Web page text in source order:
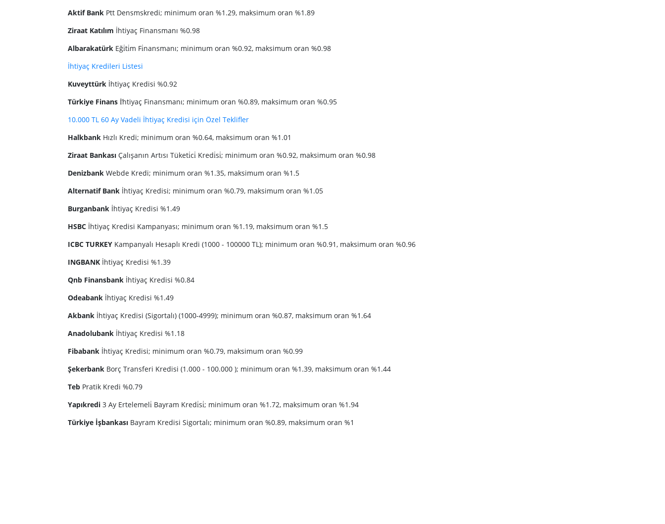
Aktif Bank Ptt Densmskredi; minimum oran %1.29, maksimum oran %1.89
Ziraat Katılım İhtiyaç Finansmanı %0.98
Albarakatürk Eği̇ti̇m Fi̇nansmanı; minimum oran %0.92, maksimum oran %0.98
İhtiyaç Kredileri Listesi
Kuveyttürk İhtiyaç Kredisi %0.92
Türkiye Finans İ̇htiyaç Finansmanı; minimum oran %0.89, maksimum oran %0.95
10.000 TL 60 Ay Vadeli İhtiyaç Kredisi için Özel Teklifler
Halkbank Hızlı Kredi; minimum oran %0.64, maksimum oran %1.01
Ziraat Bankası Çalışanın Artısı Tüketi̇ci̇ Kredi̇si̇; minimum oran %0.92, maksimum oran %0.98
Denizbank Webde Kredi; minimum oran %1.35, maksimum oran %1.5
Alternatif Bank İhtiyaç Kredisi; minimum oran %0.79, maksimum oran %1.05
Burganbank İhtiyaç Kredisi %1.49
HSBC İhtiyaç Kredisi Kampanyası; minimum oran %1.19, maksimum oran %1.5
ICBC TURKEY Kampanyalı Hesaplı Kredi (1000 - 100000 TL); minimum oran %0.91, maksimum oran %0.96
INGBANK İhtiyaç Kredisi %1.39
Qnb Finansbank İhtiyaç Kredisi %0.84
Odeabank İhtiyaç Kredisi %1.49
Akbank İhtiyaç Kredisi (Sigortalı) (1000-4999); minimum oran %0.87, maksimum oran %1.64
Anadolubank İhtiyaç Kredisi %1.18
Fibabank İhtiyaç Kredisi; minimum oran %0.79, maksimum oran %0.99
Şekerbank Borç Transferi Kredisi (1.000 - 100.000 ); minimum oran %1.39, maksimum oran %1.44
Teb Pratik Kredi %0.79
Yapıkredi 3 Ay Ertelemeli̇ Bayram Kredi̇si̇; minimum oran %1.72, maksimum oran %1.94
Türkiye İşbankası Bayram Kredisi Sigortalı; minimum oran %0.89, maksimum oran %1